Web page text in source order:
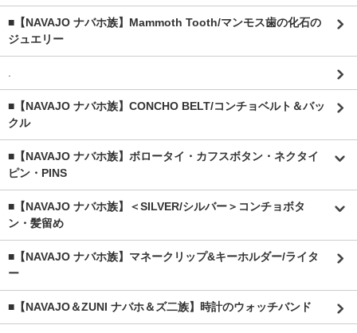
■【NAVAJO ナバホ族】Mammoth Tooth/マンモス歯の化石の
ジュエリー
.
■【NAVAJO ナバホ族】CONCHO BELT/コンチョベルト＆バッ
クル
■【NAVAJO ナバホ族】ボロータイ・カフスボタン・ネクタイ
ピン・PINS
■【NAVAJO ナバホ族】＜SILVER/シルバー＞コンチョボタ
ン・髪留め
■【NAVAJO ナバホ族】マネークリップ&キーホルダー/ライタ
ー
■【NAVAJO＆ZUNI ナバホ＆ズ二族】時計のウォッチバンド